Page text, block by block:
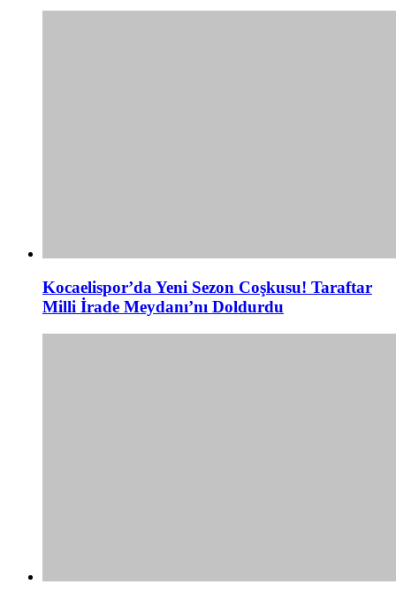
Kocaelispor’da Yeni Sezon Coşkusu! Taraftar
Milli İrade Meydanı’nı Doldurdu